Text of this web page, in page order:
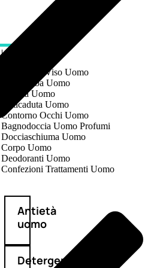
UOMO
Detergente Viso Uomo
Dopobarba Uomo
Antieta Uomo
Anticaduta Uomo
Contorno Occhi Uomo
Bagnodoccia Uomo Profumi
Docciaschiuma Uomo
Corpo Uomo
Deodoranti Uomo
Confezioni Trattamenti Uomo
Antietà
uomo
Detergente